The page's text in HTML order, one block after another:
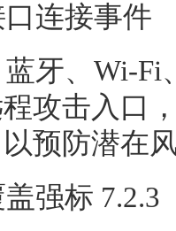
连接事件
牙、Wi-Fi
攻击入口
预防潜在风
强标 7.2.3